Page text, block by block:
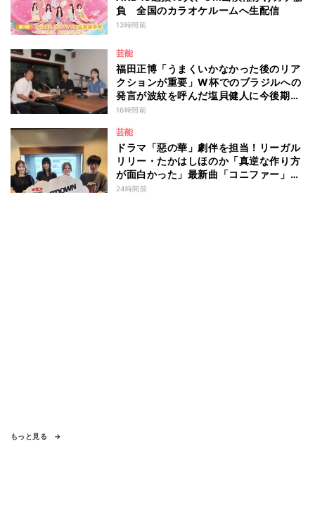
負 全国のカラオケルームへ生配信
13時間前
芸能
福田正博「うまくいかなかった後のリア
クションが重要」W杯でのブラジルへの
発言が波紋を呼んだ塩貝健人に今後期待
することは？
16時間前
芸能
ドラマ「惡の華」劇伴を担当！リーガル
リリー・たかはしほのか「真逆な作り方
が面白かった」最新曲「コニファー」制
作秘話も
24時間前
もっと見る